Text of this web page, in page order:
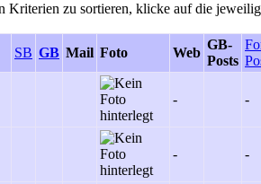
Kriterien zu sortieren, klicke auf die
SB GB Mail Foto Web
GB-
Posts
- -
- -